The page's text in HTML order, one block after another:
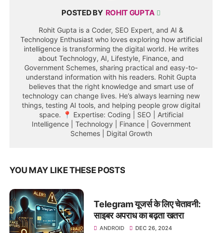
POSTED BY ROHIT GUPTA
Rohit Gupta is a Coder, SEO Expert, and AI &
Technology Enthusiast who loves exploring how artificial
intelligence is transforming the digital world. He writes
about Technology, AI, Lifestyle, Finance, and
Government Schemes, sharing practical and easy-to-
understand information with his readers. Rohit Gupta
believes that the right knowledge and smart use of
technology can change lives. He’s always learning new
things, testing AI tools, and helping people grow digital
space. 📍 Expertise: Coding | SEO | Artificial
Intelligence | Technology | Finance | Government
Schemes | Digital Growth
YOU MAY LIKE THESE POSTS
Telegram यूजर्स के लिए चेतावनी:
साइबर अपराध का बढ़ता खतरा
ANDROID DEC 26, 2024